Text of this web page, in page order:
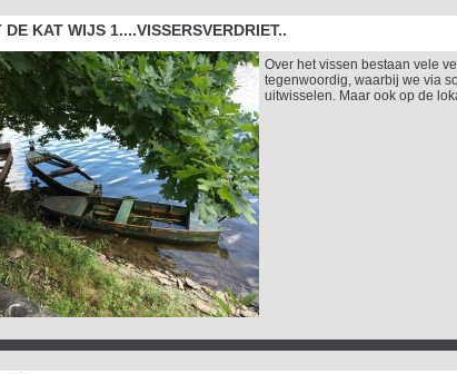
KAT WIJS 1....VISSERSVERDRIET..
Over het vissen bestaan vele
tegenwoordig, waarbij we via
uitwisselen. Maar ook op de